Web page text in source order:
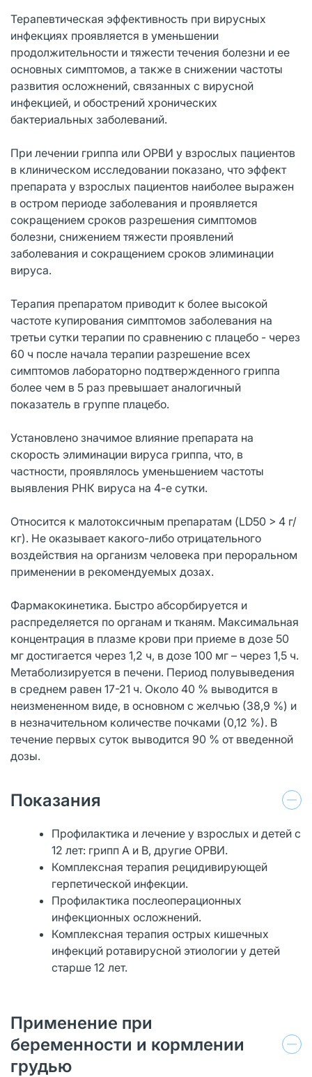
Терапевтическая эффективность при вирусных
инфекциях проявляется в уменьшении
продолжительности и тяжести течения болезни и ее
основных симптомов, а также в снижении частоты
развития осложнений, связанных с вирусной
инфекцией, и обострений хронических
бактериальных заболеваний.
При лечении гриппа или ОРВИ у взрослых пациентов
в клиническом исследовании показано, что эффект
препарата у взрослых пациентов наиболее выражен
в остром периоде заболевания и проявляется
сокращением сроков разрешения симптомов
болезни, снижением тяжести проявлений
заболевания и сокращением сроков элиминации
вируса.
Терапия препаратом приводит к более высокой
частоте купирования симптомов заболевания на
третьи сутки терапии по сравнению с плацебо - через
60 ч после начала терапии разрешение всех
симптомов лабораторно подтвержденного гриппа
более чем в 5 раз превышает аналогичный
показатель в группе плацебо.
Установлено значимое влияние препарата на
скорость элиминации вируса гриппа, что, в
частности, проявлялось уменьшением частоты
выявления РНК вируса на 4-е сутки.
Относится к малотоксичным препаратам (LD50 > 4 г/
кг). Не оказывает какого-либо отрицательного
воздействия на организм человека при пероральном
применении в рекомендуемых дозах.
Фармакокинетика. Быстро абсорбируется и
распределяется по органам и тканям. Максимальная
концентрация в плазме крови при приеме в дозе 50
мг достигается через 1,2 ч, в дозе 100 мг – через 1,5 ч.
Метаболизируется в печени. Период полувыведения
в среднем равен 17-21 ч. Около 40 % выводится в
неизмененном виде, в основном с желчью (38,9 %) и
в незначительном количестве почками (0,12 %). В
течение первых суток выводится 90 % от введенной
дозы.
Показания
Профилактика и лечение у взрослых и детей с
12 лет: грипп А и В, другие ОРВИ.
Комплексная терапия рецидивирующей
герпетической инфекции.
Профилактика послеоперационных
инфекционных осложнений.
Комплексная терапия острых кишечных
инфекций ротавирусной этиологии у детей
старше 12 лет.
Применение при
беременности и кормлении
грудью